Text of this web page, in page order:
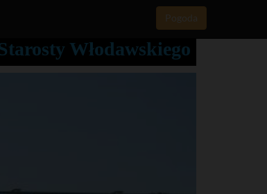
Pogoda
Włodawskiego